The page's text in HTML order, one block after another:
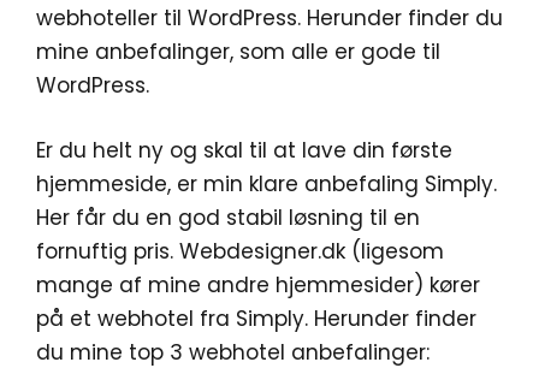
webhoteller til WordPress. Herunder finder du
mine anbefalinger, som alle er gode til
WordPress.
Er du helt ny og skal til at lave din første
hjemmeside, er min klare anbefaling Simply.
Her får du en god stabil løsning til en
fornuftig pris. Webdesigner.dk (ligesom
mange af mine andre hjemmesider) kører
på et webhotel fra Simply. Herunder finder
du mine top 3 webhotel anbefalinger: